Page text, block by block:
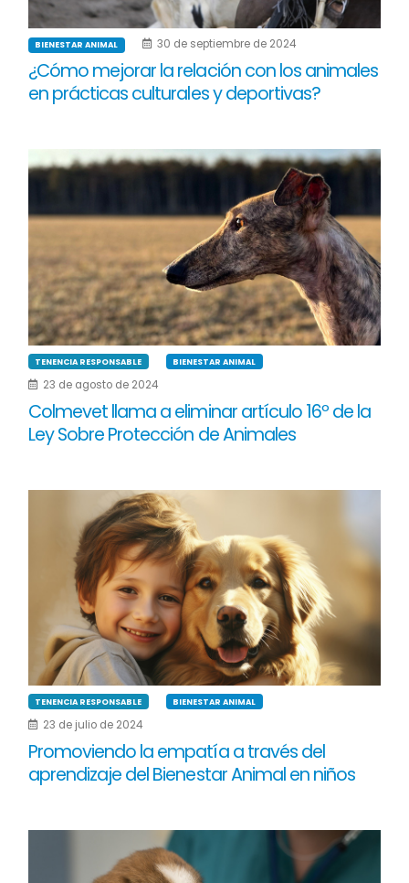
BIENESTAR ANIMAL 30 de septiembre de 2024
¿Cómo mejorar la relación con los animales
en prácticas culturales y deportivas?
TENENCIA RESPONSABLE BIENESTAR ANIMAL
23 de agosto de 2024
Colmevet llama a eliminar artículo 16º de la
Ley Sobre Protección de Animales
TENENCIA RESPONSABLE BIENESTAR ANIMAL
23 de julio de 2024
Promoviendo la empatía a través del
aprendizaje del Bienestar Animal en niños